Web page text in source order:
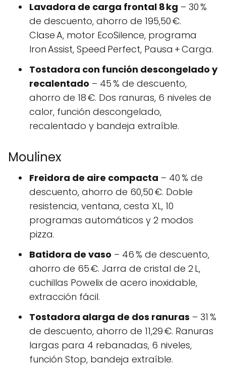
Lavadora de carga frontal 8 kg – 30 %
de descuento, ahorro de 195,50 €.
Clase A, motor EcoSilence, programa
Iron Assist, Speed Perfect, Pausa + Carga.
Tostadora con función descongelado y
recalentado – 45 % de descuento,
ahorro de 18 €. Dos ranuras, 6 niveles de
calor, función descongelado,
recalentado y bandeja extraíble.
Moulinex
Freidora de aire compacta – 40 % de
descuento, ahorro de 60,50 €. Doble
resistencia, ventana, cesta XL, 10
programas automáticos y 2 modos
pizza.
Batidora de vaso – 46 % de descuento,
ahorro de 65 €. Jarra de cristal de 2 L,
cuchillas Powelix de acero inoxidable,
extracción fácil.
Tostadora alarga de dos ranuras – 31 %
de descuento, ahorro de 11,29 €. Ranuras
largas para 4 rebanadas, 6 niveles,
función Stop, bandeja extraíble.